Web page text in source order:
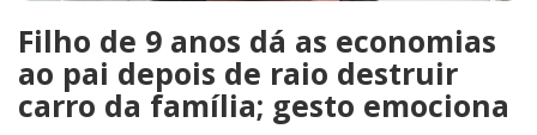
Filho de 9 anos dá as economias
ao pai depois de raio destruir
carro da família; gesto emociona